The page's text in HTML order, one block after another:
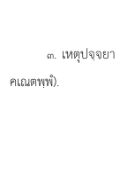
๓. เหตุปจฺจยา
คเณตพฺพํ).